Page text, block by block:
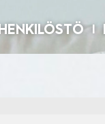
HENKILÖSTÖ